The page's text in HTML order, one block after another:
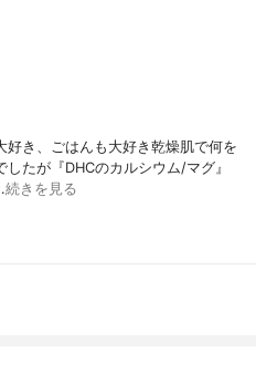
き、ごはんも大好き乾燥肌で何を
たが『DHCのカルシウム/マグ』
続きを見る